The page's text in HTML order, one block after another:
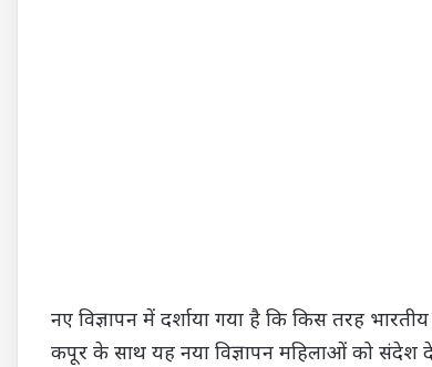
नए विज्ञापन में दर्शाया गया है कि किस तरह
कपूर के साथ यह नया विज्ञापन महिलाओं को संदेश